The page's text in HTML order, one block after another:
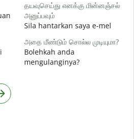
தயவுசெய்து எனக்கு மின்னஞ்சல்
அனுப்பவும்
Sila hantarkan saya e-mel
அதை மீண்டும் சொல்ல முடியுமா?
Bolehkah anda
mengulanginya?